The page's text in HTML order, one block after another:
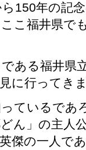
150年の記
こ福井県で
ある福井県
に行ってき
ているであ
ん」の主人
傑の一人で